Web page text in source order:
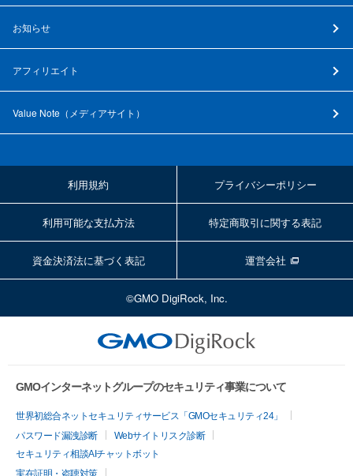
お知らせ
アフィリエイト
Value Note（ メディアサイト ）
利用規約 プライバシーポリシー
利用可能な支払方法 特定商取引に関する表記
資金決済法に基づく表記 運営会社
©GMO DigiRock, Inc.
GMOインターネットグループのセキュリティ事業について
世界初総合ネットセキュリティサービス「GMOセキュリティ24」
パスワード漏洩診断
Webサイトリスク診断
セキュリティ相談AIチャットボット
実在証明・盗聴対策